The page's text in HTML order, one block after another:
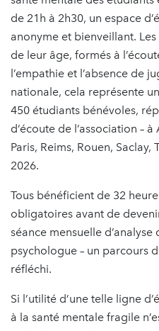
de 21h à 2h30, un espace
anonyme et bienveillant.
de leur âge, formés à
l’empathie et l’absence de
nationale, cela représente
450 étudiants bénévoles,
d’écoute de l’association –
Paris, Reims, Rouen,
2026.
Tous bénéficient de 32
obligatoires avant de
séance mensuelle
psychologue – un parcours
réfléchi.
Si l’utilité d’une telle ligne
à la santé mentale fragile